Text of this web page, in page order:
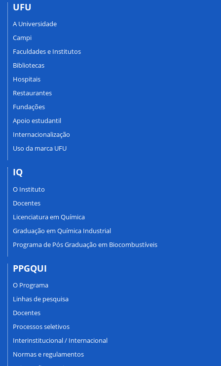
UFU
A Universidade
Campi
Faculdades e Institutos
Bibliotecas
Hospitais
Restaurantes
Fundações
Apoio estudantil
Internacionalização
Uso da marca UFU
IQ
O Instituto
Docentes
Licenciatura em Química
Graduação em Química Industrial
Programa de Pós Graduação em Biocombustíveis
PPGQUI
O Programa
Linhas de pesquisa
Docentes
Processos seletivos
Interinstitucional / Internacional
Normas e regulamentos